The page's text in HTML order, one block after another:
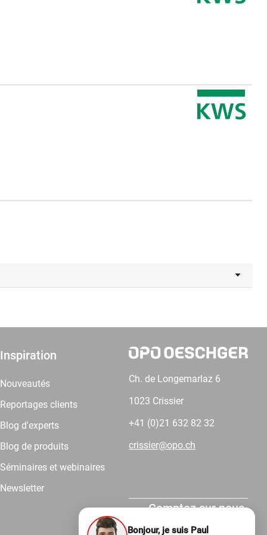
Inspiration
Nouveautés
Reportages clients
Blog d'experts
Blog de produits
Séminaires et webinaires
Newsletter
Ch. de Longemarlaz 6
1023 Crissier
+41 (0)21 632 82 32
crissier@opo.ch
Comptez sur nous.
Bonjour, je suis Paul